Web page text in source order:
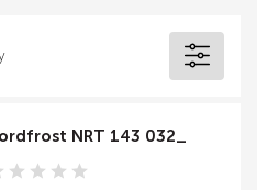
NRT 143 032_